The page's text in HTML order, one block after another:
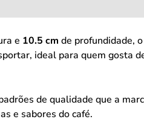
e 10.5 cm de profundidade,
ideal para quem gosta
de qualidade que a
e sabores do café.